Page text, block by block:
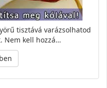
tisztává varázsolhatod
Nem kell hozzá…